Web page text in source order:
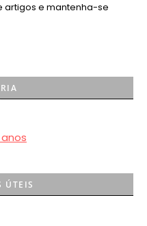
artigos e mantenha-se
ÚTEIS